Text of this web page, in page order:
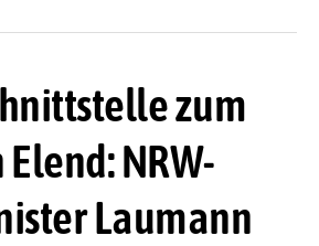
zum
NRW-
Laumann